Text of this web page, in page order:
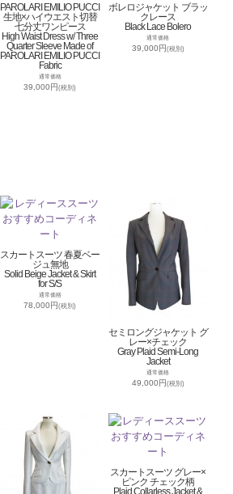
PAROLARI EMILIO PUCCI
生地×ハイウエスト切替
七分丈ワンピース
High Waist Dress w/ Three
Quarter Sleeve Made of
PAROLARI EMILIO PUCCI
Fabric
通常価格
39,000円(税別)
ボレロジャケット ブラッ
クレース
Black Lace Bolero
通常価格
39,000円(税別)
スカートスーツ 春夏ベー
ジュ無地
Solid Beige Jacket & Skirt
for S/S
通常価格
78,000円(税別)
セミロングジャケット グ
レー×チェック
Gray Plaid Semi-Long
Jacket
通常価格
49,000円(税別)
スカートスーツ グレー×
ピンク チェック柄
Plaid Collarless Jacket &